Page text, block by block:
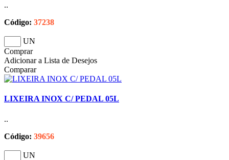
..
Código: 37238
UN
Comprar
Adicionar a Lista de Desejos
Comparar
LIXEIRA INOX C/ PEDAL 05L
..
Código: 39656
UN